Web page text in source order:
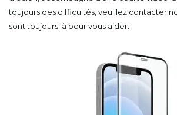
toujours des difficultés, veuillez contacter
sont toujours là pour vous aider.